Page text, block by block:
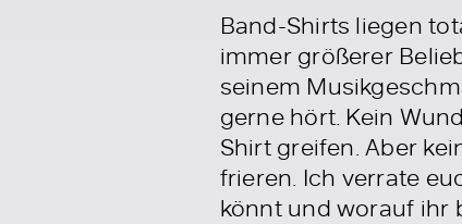
Band-Shirts liegen
immer größerer
seinem
gerne hört. Kein
Shirt greifen. Aber
frieren. Ich verrate
könnt und worauf ihr